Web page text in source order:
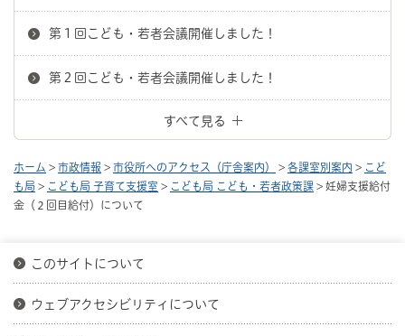
第１回こども・若者会議開催しました！
第２回こども・若者会議開催しました！
すべて見る
ホーム > 市政情報 > 市役所へのアクセス（庁舎案内） > 各課室別案内 > こど
も局 > こども局 子育て支援室 > こども局 こども・若者政策課 > 妊婦支援給付
金（２回目給付）について
このサイトについて
ウェブアクセシビリティについて